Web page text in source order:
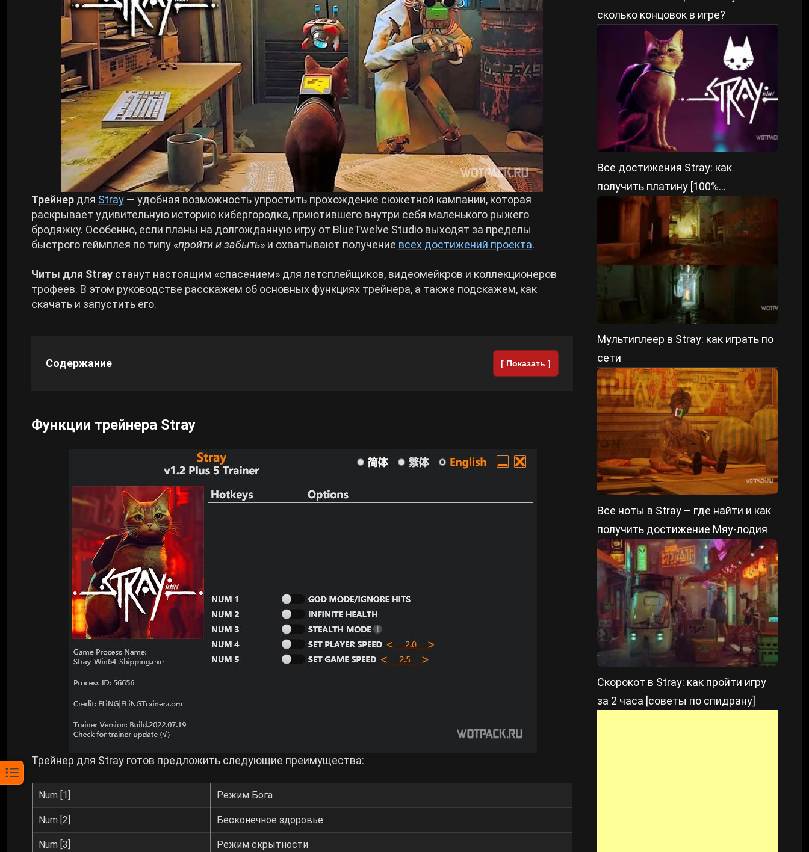
Crimson Desert
Zenless Zone Zero
Kingdom Come: Deliverance 2
Path of Exile 2
Wuthering Waves
Roblox
Cyberpunk 2077
Билды Arknights: Endfield
Билды Wuthering Waves
Билды Cyberpunk 2077
Билды Path of Exile 2
Трейнер для Stray — удобная возможность упростить прохождение сюжетной кампании, которая
раскрывает удивительную историю кибергородка, приютившего внутри себя маленького рыжего
бродяжку. Особенно, если планы на долгожданную игру от BlueTwelve Studio выходят за пределы
быстрого геймплея по типу «пройти и забыть» и охватывают получение всех достижений проекта.
Читы для Stray станут настоящим «спасением» для летсплейщиков, видеомейкров и коллекционеров
трофеев. В этом руководстве расскажем об основных функциях трейнера, а также подскажем, как
скачать и запустить его.
Содержание [ Показать ]
Функции трейнера Stray
Трейнер для Stray готов предложить следующие преимущества:
Num [1] Режим Бога
Num [2] Бесконечное здоровье
Num [3] Режим скрытности
сколько концовок в игре?
Все достижения Stray: как
получить платину [100%
выполнение трофеев]
Мультиплеер в Stray: как играть по
сети
Все ноты в Stray – где найти и как
получить достижение Мяу-лодия
Скорокот в Stray: как пройти игру
за 2 часа [советы по спидрану]